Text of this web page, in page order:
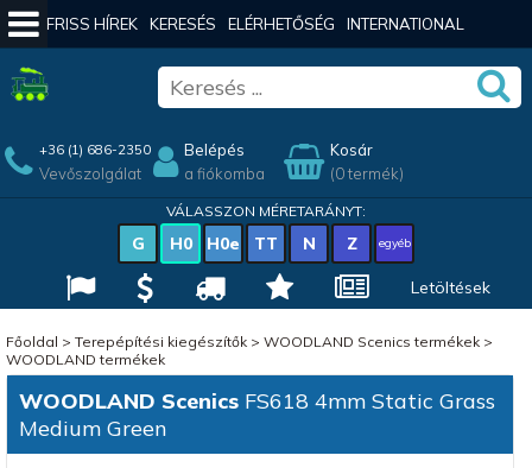
FRISS HÍREK KERESÉS ELÉRHETŐSÉG INTERNATIONAL
+36 (1) 686-2350
Vevőszolgálat
Belépés
a fiókomba
Kosár
(0 termék)
VÁLASSZON MÉRETARÁNYT:
G H0 H0e TT N Z egyéb
Letöltések
Főoldal > Terepépítési kiegészítők> WOODLAND Scenics termékek>
WOODLAND termékek
WOODLAND ScenicsFS618 4mm Static Grass
Medium Green